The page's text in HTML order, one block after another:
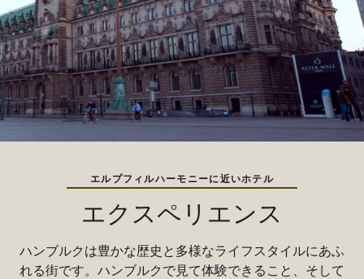
エルプフィルハーモニーに近いホテル
エクスペリエンス
ハンブルクは豊かな歴史と多様なライフスタイルにあふ
れる街です。ハンブルクで見て体験できること、そして